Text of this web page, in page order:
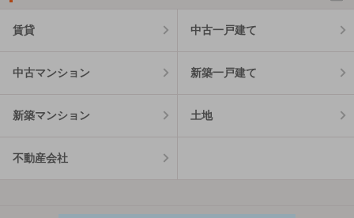
賃貸 中古一戸建て
中古マンション 新築一戸建て
新築マンション 土地
不動産会社